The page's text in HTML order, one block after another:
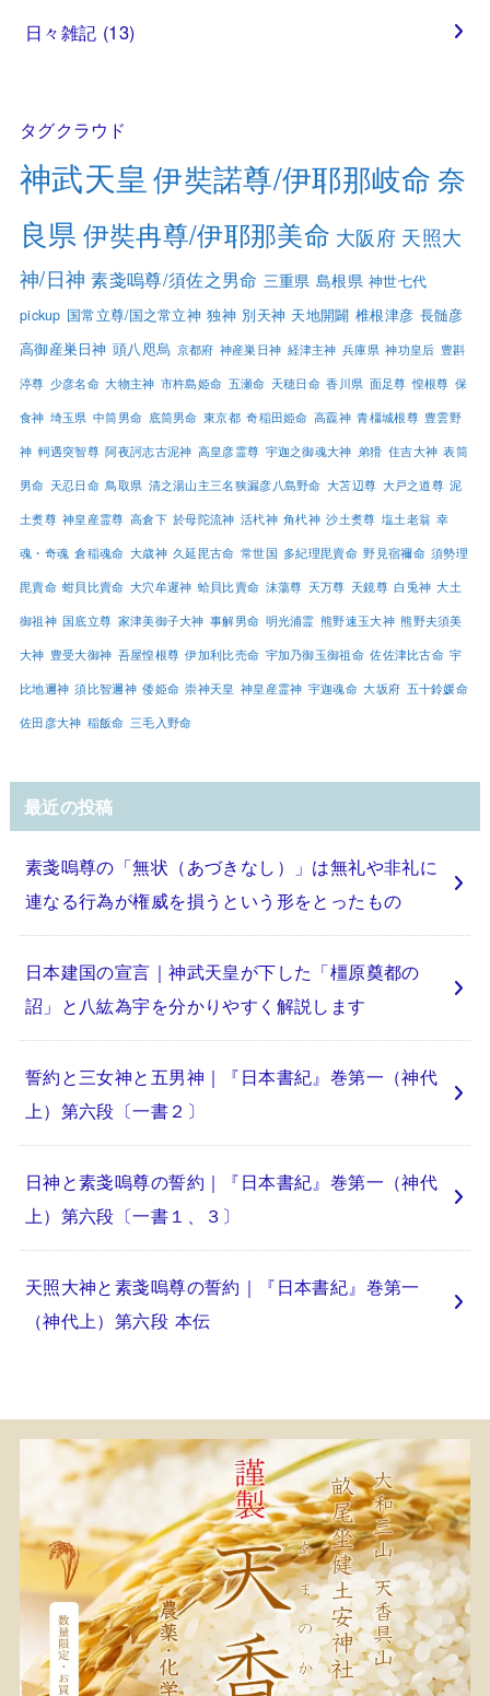
日々雑記 (13)
タグクラウド
神武天皇 伊奘諾尊/伊耶那岐命 奈
良県 伊奘冉尊/伊耶那美命 大阪府 天照大
神/日神 素戔嗚尊/須佐之男命 三重県 島根県 神世七代
pickup 国常立尊/国之常立神 独神 別天神 天地開闢 椎根津彦 長髄彦
高御産巣日神 頭八咫烏 京都府 神産巣日神 経津主神 兵庫県 神功皇后 豊斟
渟尊 少彦名命 大物主神 市杵島姫命 五瀬命 天穂日命 香川県 面足尊 惶根尊 保
食神 埼玉県 中筒男命 底筒男命 東京都 奇稲田姫命 高龗神 青橿城根尊 豊雲野
神 軻遇突智尊 阿夜訶志古泥神 高皇彦霊尊 宇迦之御魂大神 弟猾 住吉大神 表筒
男命 天忍日命 鳥取県 清之湯山主三名狭漏彦八島野命 大苫辺尊 大戸之道尊 泥
土煑尊 神皇産霊尊 高倉下 於母陀流神 活杙神 角杙神 沙土煑尊 塩土老翁 幸
魂・奇魂 倉稲魂命 大歳神 久延毘古命 常世国 多紀理毘賣命 野見宿禰命 須勢理
毘賣命 蚶貝比賣命 大穴牟遲神 蛤貝比賣命 沫蕩尊 天万尊 天鏡尊 白兎神 大土
御祖神 国底立尊 家津美御子大神 事解男命 明光浦霊 熊野速玉大神 熊野夫須美
大神 豊受大御神 吾屋惶根尊 伊加利比売命 宇加乃御玉御祖命 佐佐津比古命 宇
比地邇神 須比智邇神 倭姫命 崇神天皇 神皇産霊神 宇迦魂命 大坂府 五十鈴媛命
佐田彦大神 稲飯命 三毛入野命
最近の投稿
素戔嗚尊の「無状（あづきなし）」は無礼や非礼に
連なる行為が権威を損うという形をとったもの
日本建国の宣言｜神武天皇が下した「橿原奠都の
詔」と八紘為宇を分かりやすく解説します
誓約と三女神と五男神｜『日本書紀』巻第一（神代
上）第六段〔一書２〕
日神と素戔嗚尊の誓約｜『日本書紀』巻第一（神代
上）第六段〔一書１、３〕
天照大神と素戔嗚尊の誓約｜『日本書紀』巻第一
（神代上）第六段 本伝